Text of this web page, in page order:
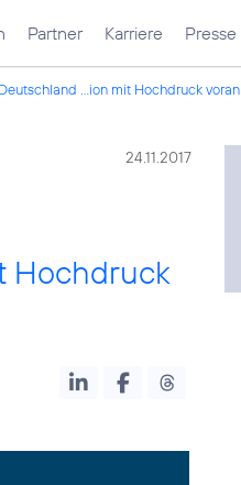
Partner Karriere Presse
...ion mit Hochdruck voran
24.11.2017
Hochdruck